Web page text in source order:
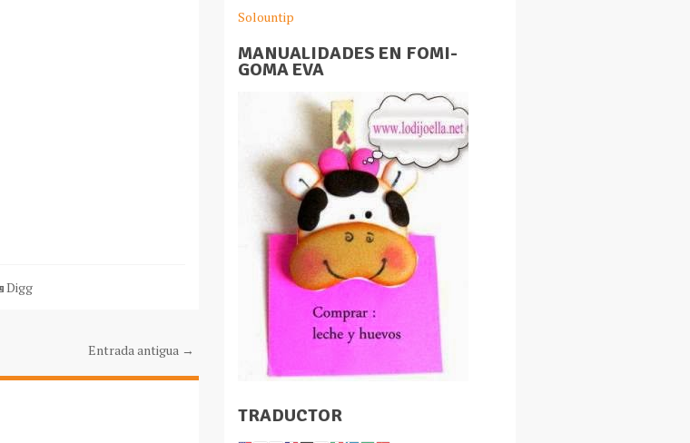
Digg
Entrada antigua →
Solountip
MANUALIDADES EN FOMI-
GOMA EVA
TRADUCTOR